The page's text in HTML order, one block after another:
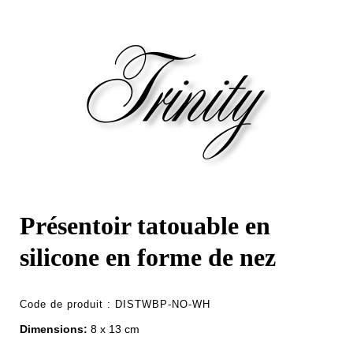
Présentoir tatouable en
silicone en forme de nez
Code de produit : DISTWBP-NO-WH
Dimensions: 8 x 13 cm